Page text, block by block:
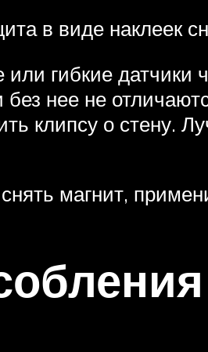
в виде наклеек
или гибкие
нее не
клипсу о стену.
магнит,